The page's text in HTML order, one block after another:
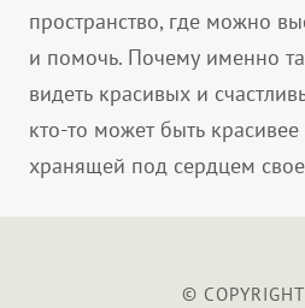
пространство, где можно
и помочь. Почему именно
видеть красивых и
кто-то может быть
хранящей под сердцем
©